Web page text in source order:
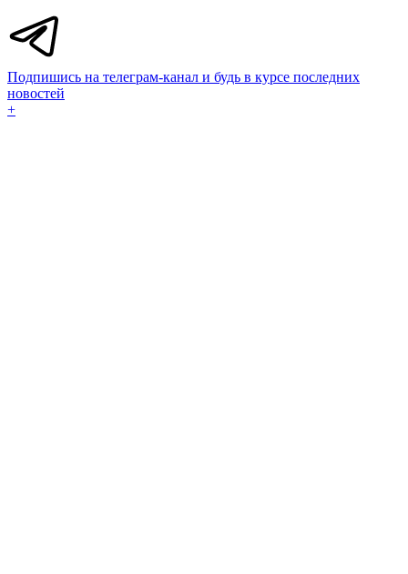
Подпишись на телеграм-канал и будь в курсе последних
новостей
+